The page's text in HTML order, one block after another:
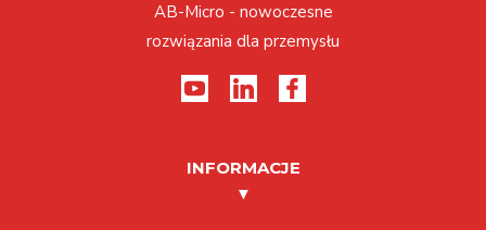
AB-Micro - nowoczesne
rozwiązania dla przemysłu
INFORMACJE